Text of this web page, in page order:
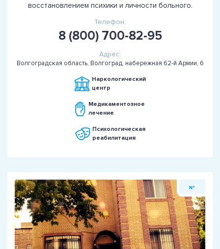
восстановлением психики и личности больного.
Телефон:
8 (800) 700-82-95
Адрес:
Волгоградская область, Волгоград, набережная 62-й Армии, 6
Наркологический
центр
Медикаментозное
лечение
Психологическая
реабилитация
№